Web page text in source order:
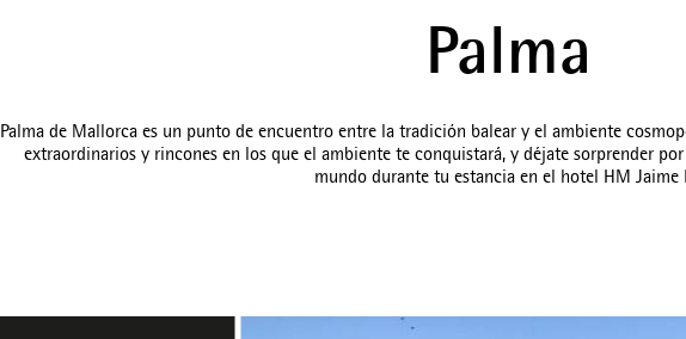
Palma
Palma de Mallorca es un punto de encuentro entre la tradición balear y el ambiente
extraordinarios y rincones en los que el ambiente te conquistará, y déjate sorprender
mundo durante tu estancia en el hotel HM Jaime